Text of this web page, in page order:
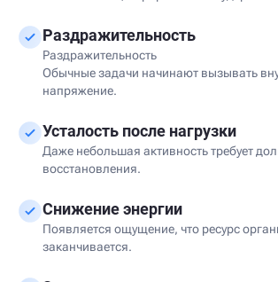
Раздражительность
Раздражительность
Обычные задачи начинают вызывать
напряжение.
Усталость после нагрузки
Даже небольшая активность требует
восстановления.
Снижение энергии
Появляется ощущение, что ресурс
заканчивается.